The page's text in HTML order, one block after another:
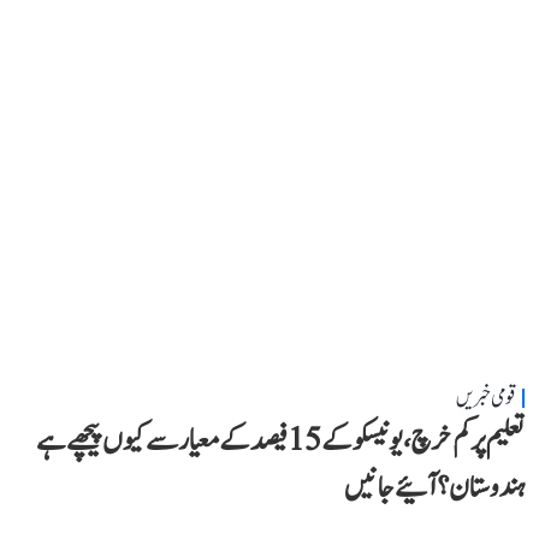
قومی خبریں
تعلیم پر کم خرچ، یونیسکو کے 15 فیصد کے معیار سے کیوں پیچھے ہے
ہندوستان؟ آئیے جانیں